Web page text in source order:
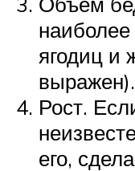
ягодиц и
выражен).
Рост.
его,